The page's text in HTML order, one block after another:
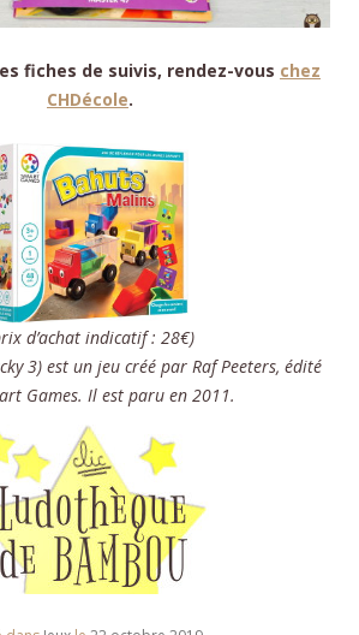
fiches de suivis, rendez-vous chez
CHDécole.
d’achat indicatif : 28€)
3) est un jeu créé par Raf Peeters, édité
Games. Il est paru en 2011.